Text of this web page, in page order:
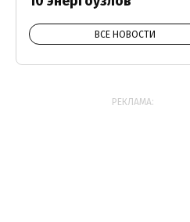
ВСЕ НОВОСТИ
РЕКЛАМА: